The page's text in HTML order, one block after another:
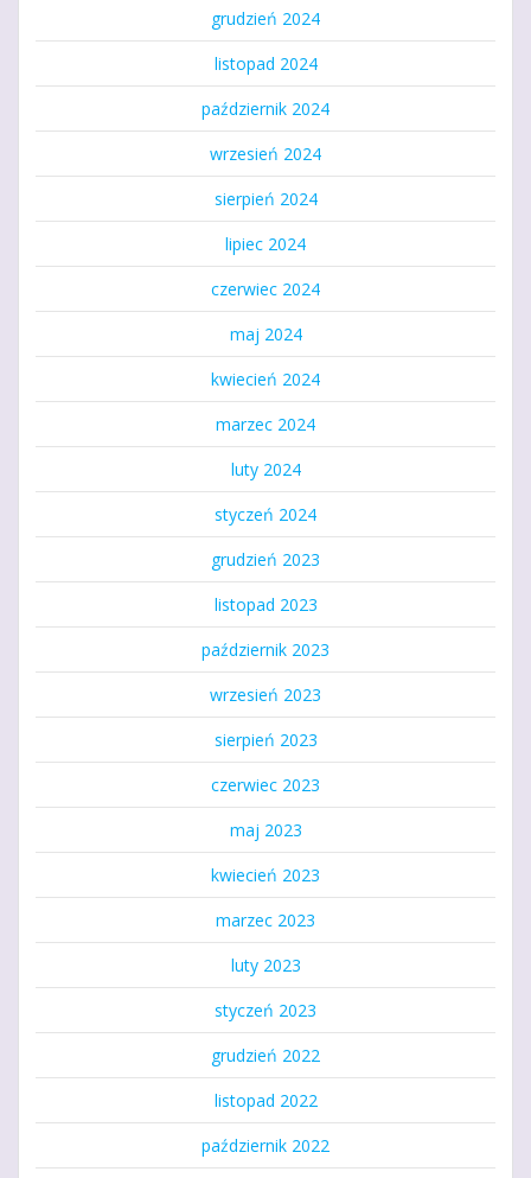
grudzień 2024
listopad 2024
październik 2024
wrzesień 2024
sierpień 2024
lipiec 2024
czerwiec 2024
maj 2024
kwiecień 2024
marzec 2024
luty 2024
styczeń 2024
grudzień 2023
listopad 2023
październik 2023
wrzesień 2023
sierpień 2023
czerwiec 2023
maj 2023
kwiecień 2023
marzec 2023
luty 2023
styczeń 2023
grudzień 2022
listopad 2022
październik 2022